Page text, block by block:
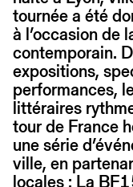
tournée a été
à l’occasion de
contemporain.
expositions,
performances,
littéraires
tour de France
une série
ville, en
locales : La